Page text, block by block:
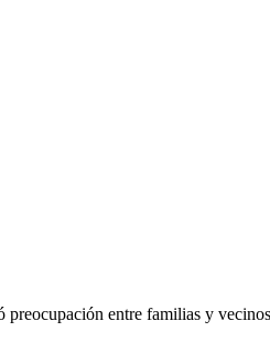
entre familias y